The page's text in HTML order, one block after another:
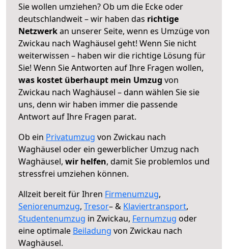
Sie wollen umziehen? Ob um die Ecke oder
deutschlandweit – wir haben das richtige
Netzwerkan unserer Seite, wenn es Umzüge von
Zwickau nach Waghäusel geht! Wenn Sie nicht
weiterwissen – haben wir die richtige Lösung für
Sie! Wenn Sie Antworten auf Ihre Fragen wollen,
was kostet überhaupt mein Umzug von
Zwickau nach Waghäusel – dann wählen Sie sie
uns, denn wir haben immer die passende
Antwort auf Ihre Fragen parat.
Ob ein Privatumzug von Zwickau nach
Waghäusel oder ein gewerblicher Umzug nach
Waghäusel, wir helfen, damit Sie problemlos und
stressfrei umziehen können.
Allzeit bereit für Ihren Firmenumzug,
Seniorenumzug, Tresor– & Klaviertransport,
Studentenumzug in Zwickau, Fernumzug oder
eine optimale Beiladung von Zwickau nach
Waghäusel.